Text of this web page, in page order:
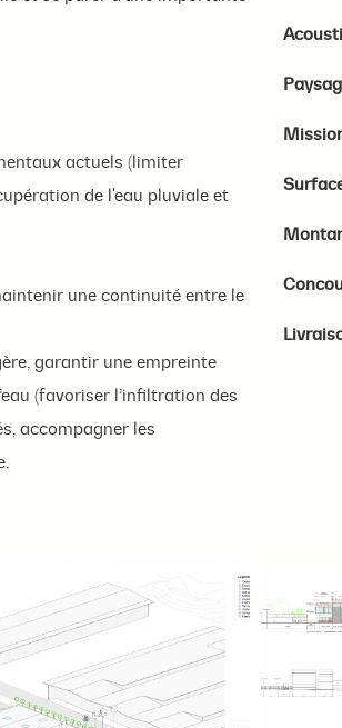
actuels (limiter
de l'eau pluviale et
une continuité entre le
garantir une empreinte
(favoriser l’infiltration des
accompagner les